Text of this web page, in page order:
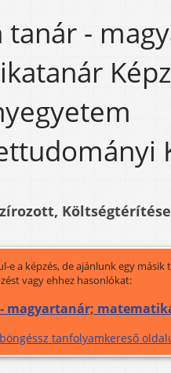
tanár -
e a képzés, de ajánlunk egy
vagy ehhez hasonlókat:
magyartanár;
tanfolyamkereső